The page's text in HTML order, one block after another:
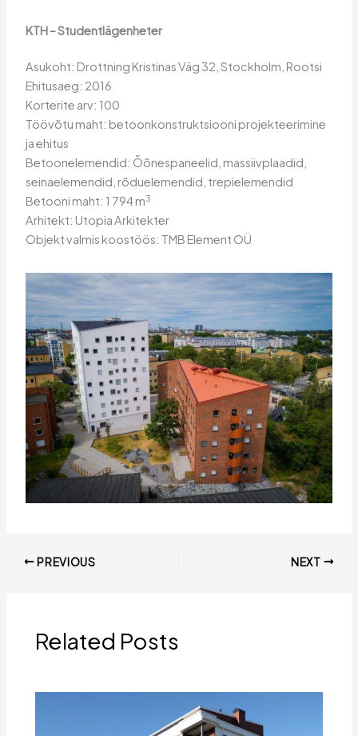
KTH – Studentlägenheter
Asukoht: Drottning Kristinas Väg 32, Stockholm, Rootsi
Ehitusaeg: 2016
Korterite arv: 100
Töövõtu maht: betoonkonstruktsiooni projekteerimine
ja ehitus
Betoonelemendid: Õõnespaneelid, massiivplaadid,
seinaelemendid, rõduelemendid, trepielemendid
Betooni maht: 1 794 m3
Arhitekt: Utopia Arkitekter
Objekt valmis koostöös: TMB Element OÜ
PREVIOUS NEXT
Related Posts